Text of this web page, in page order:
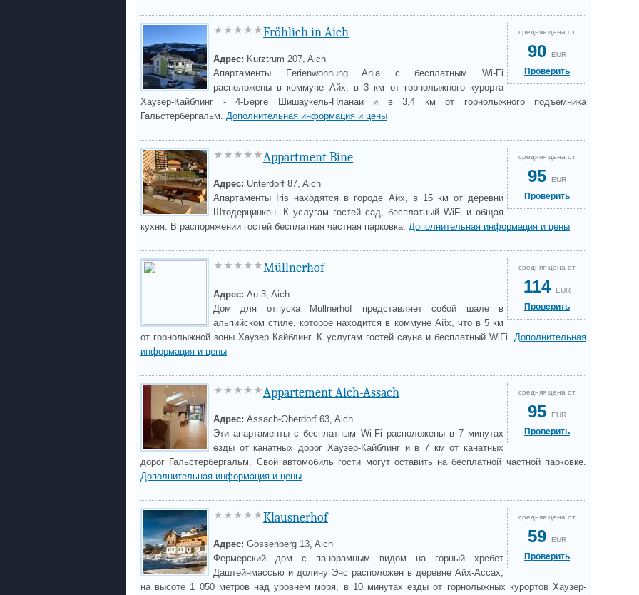
средняя цена от
90 EUR
Проверить
Fröhlich in Aich
Адрес: Kurztrum 207, Aich
Апартаменты Ferienwohnung Anja с бесплатным Wi-Fi
расположены в коммуне Айх, в 3 км от горнолыжного курорта
Хаузер-Кайблинг - 4-Берге Шишаукель-Планаи и в 3,4 км от горнолыжного подъемника
Гальстербергальм. Дополнительная информация и цены
средняя цена от
95 EUR
Проверить
Appartment Bine
Адрес: Unterdorf 87, Aich
Апартаменты Iris находятся в городе Айх, в 15 км от деревни
Штодерцинкен. К услугам гостей сад, бесплатный WiFi и общая
кухня. В распоряжении гостей бесплатная частная парковка. Дополнительная информация и цены
средняя цена от
114 EUR
Проверить
Müllnerhof
Адрес: Au 3, Aich
Дом для отпуска Mullnerhof представляет собой шале в
альпийском стиле, которое находится в коммуне Айх, что в 5 км
от горнолыжной зоны Хаузер Кайблинг. К услугам гостей сауна и бесплатный WiFi. Дополнительная
информация и цены
средняя цена от
95 EUR
Проверить
Appartement Aich-Assach
Адрес: Assach-Oberdorf 63, Aich
Эти апартаменты с бесплатным Wi-Fi расположены в 7 минутах
езды от канатных дорог Хаузер-Кайблинг и в 7 км от канатных
дорог Гальстербергальм. Свой автомобиль гости могут оставить на бесплатной частной парковке.
Дополнительная информация и цены
средняя цена от
59 EUR
Проверить
Klausnerhof
Адрес: Gössenberg 13, Aich
Фермерский дом с панорамным видом на горный хребет
Даштейнмассью и долину Энс расположен в деревне Айх-Ассах,
на высоте 1 050 метров над уровнем моря, в 10 минутах езды от горнолыжных курортов Хаузер-